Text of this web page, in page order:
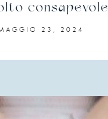
consapevole
23, 2024